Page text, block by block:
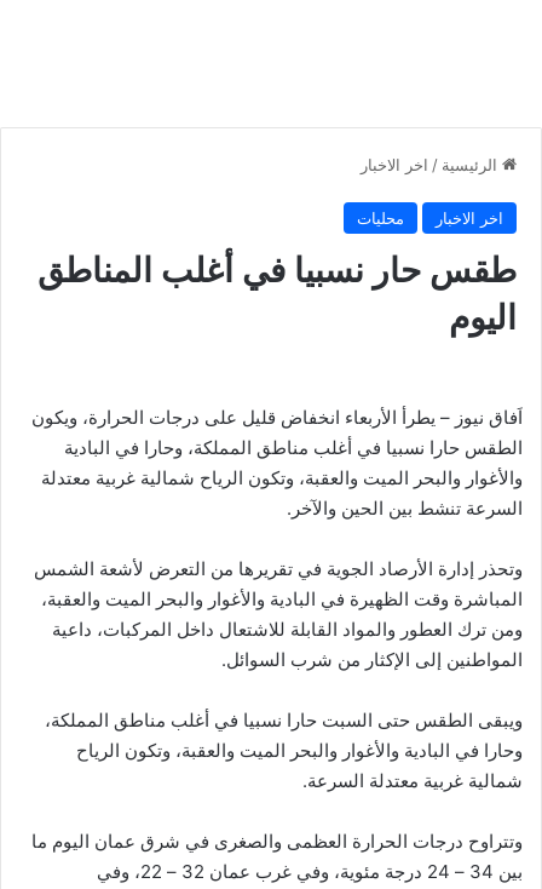
الرئيسية / اخر الاخبار
اخر الاخبار محليات
طقس حار نسبيا في أغلب المناطق
اليوم
اَفاق نيوز – يطرأ الأربعاء انخفاض قليل على درجات الحرارة، ويكون
الطقس حارا نسبيا في أغلب مناطق المملكة، وحارا في البادية
والأغوار والبحر الميت والعقبة، وتكون الرياح شمالية غربية معتدلة
السرعة تنشط بين الحين والآخر.
وتحذر إدارة الأرصاد الجوية في تقريرها من التعرض لأشعة الشمس
المباشرة وقت الظهيرة في البادية والأغوار والبحر الميت والعقبة،
ومن ترك العطور والمواد القابلة للاشتعال داخل المركبات، داعية
المواطنين إلى الإكثار من شرب السوائل.
ويبقى الطقس حتى السبت حارا نسبيا في أغلب مناطق المملكة،
وحارا في البادية والأغوار والبحر الميت والعقبة، وتكون الرياح
شمالية غربية معتدلة السرعة.
وتتراوح درجات الحرارة العظمى والصغرى في شرق عمان اليوم ما
بين 34 – 24 درجة مئوية، وفي غرب عمان 32 – 22، وفي